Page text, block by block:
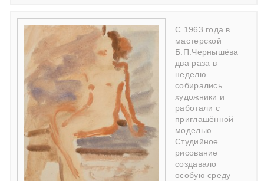
С 1963 года в
мастерской
Б.П.Чернышёва
два раза в
неделю
собирались
художники и
работали с
приглашённой
моделью.
Студийное
рисование
создавало
особую среду